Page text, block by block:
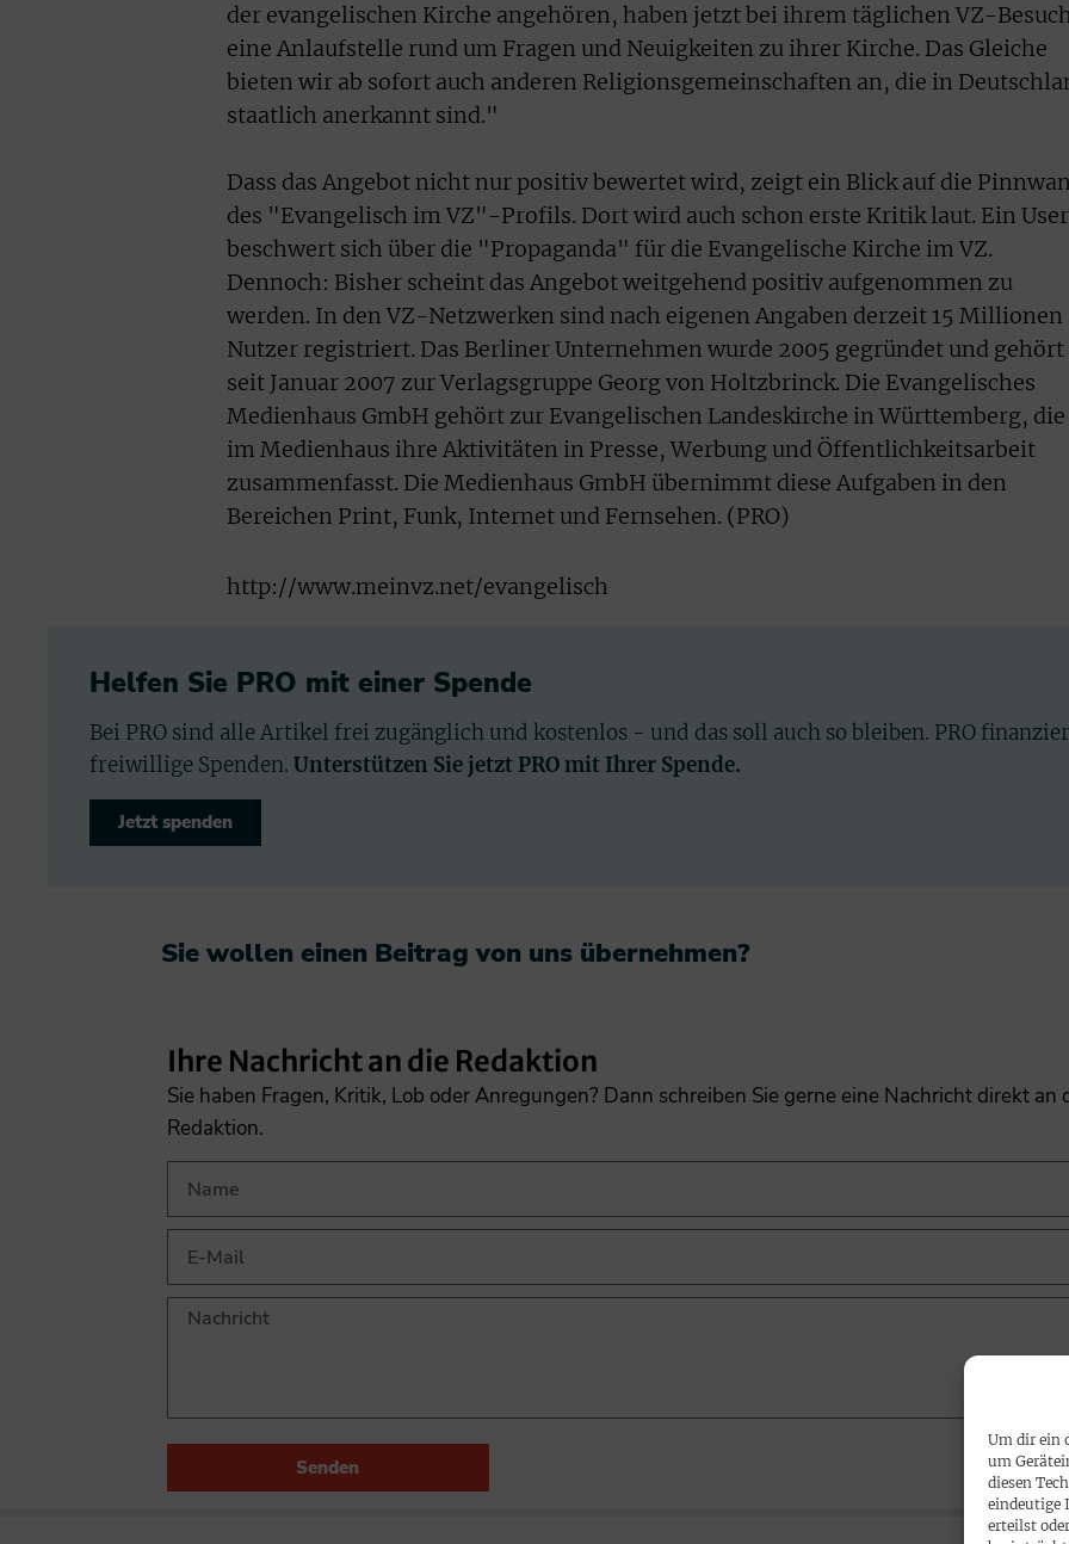
Um dir ein
um
diesen
eindeutige
erteilst
der evangelischen Kirche angehören, haben jetzt bei ihrem täglichen VZ-
eine Anlaufstelle rund um Fragen und Neuigkeiten zu ihrer Kirche. Das Gleiche
bieten wir ab sofort auch anderen Religionsgemeinschaften an, die in
staatlich anerkannt sind."
Dass das Angebot nicht nur positiv bewertet wird, zeigt ein Blick auf die
des "Evangelisch im VZ"-Profils. Dort wird auch schon erste Kritik laut. Ein User
beschwert sich über die "Propaganda" für die Evangelische Kirche im VZ.
Dennoch: Bisher scheint das Angebot weitgehend positiv aufgenommen zu
werden. In den VZ-Netzwerken sind nach eigenen Angaben derzeit 15 Millionen
Nutzer registriert. Das Berliner Unternehmen wurde 2005 gegründet und gehört
seit Januar 2007 zur Verlagsgruppe Georg von Holtzbrinck. Die Evangelisches
Medienhaus GmbH gehört zur Evangelischen Landeskirche in Württemberg, die
im Medienhaus ihre Aktivitäten in Presse, Werbung und Öffentlichkeitsarbeit
zusammenfasst. Die Medienhaus GmbH übernimmt diese Aufgaben in den
Bereichen Print, Funk, Internet und Fernsehen. (PRO)
http://www.meinvz.net/evangelisch
Helfen Sie PRO mit einer Spende
Bei PRO sind alle Artikel frei zugänglich und kostenlos - und das soll auch so bleiben. PRO
freiwillige Spenden. Unterstützen Sie jetzt PRO mit Ihrer Spende.
Jetzt spenden
Sie wollen einen Beitrag von uns übernehmen?​
Ihre Nachricht an die Redaktion
Sie haben Fragen, Kritik, Lob oder Anregungen? Dann schreiben Sie gerne eine Nachricht direkt an
Redaktion.
Senden